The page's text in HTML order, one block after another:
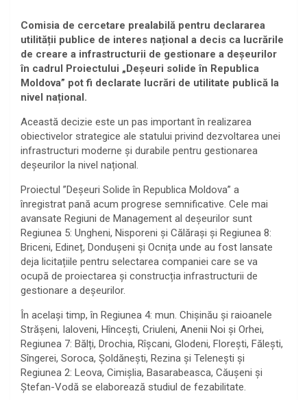
Comisia de cercetare prealabilă pentru declararea
utilității publice de interes național a decis ca lucrările
de creare a infrastructurii de gestionare a deșeurilor
în cadrul Proiectului „Deșeuri solide în Republica
Moldova” pot fi declarate lucrări de utilitate publică la
nivel național.
Această decizie este un pas important în realizarea
obiectivelor strategice ale statului privind dezvoltarea unei
infrastructuri moderne și durabile pentru gestionarea
deșeurilor la nivel național.
Proiectul ”Deșeuri Solide în Republica Moldova” a
înregistrat pană acum progrese semnificative. Cele mai
avansate Regiuni de Management al deșeurilor sunt
Regiunea 5: Ungheni, Nisporeni și Călărași și Regiunea 8:
Briceni, Edineț, Dondușeni și Ocnița unde au fost lansate
deja licitațiile pentru selectarea companiei care se va
ocupă de proiectarea și construcția infrastructurii de
gestionare a deșeurilor.
În același timp, în Regiunea 4: mun. Chișinău și raioanele
Strășeni, Ialoveni, Hîncești, Criuleni, Anenii Noi și Orhei,
Regiunea 7: Bălți, Drochia, Rîșcani, Glodeni, Florești, Fălești,
Sîngerei, Soroca, Șoldănești, Rezina și Telenești și
Regiunea 2: Leova, Cimișlia, Basarabeasca, Căușeni și
Ștefan-Vodă se elaborează studiul de fezabilitate.